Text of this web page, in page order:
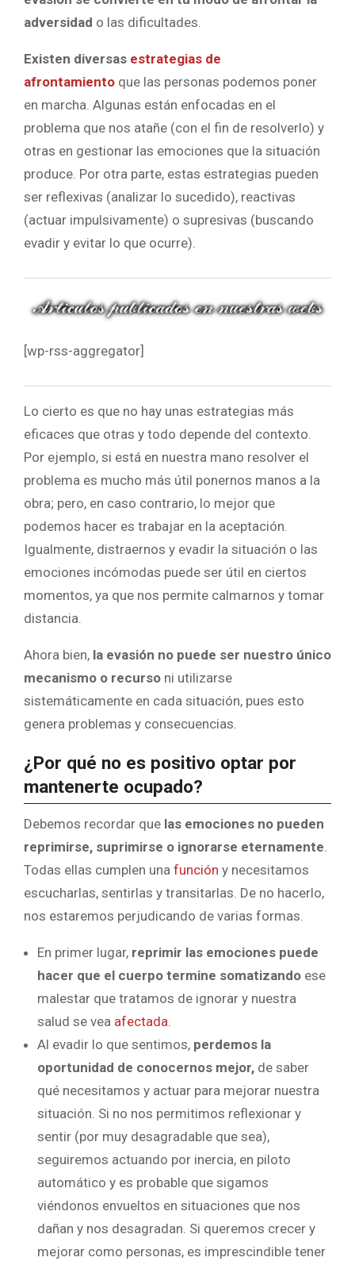
adversidad o las dificultades.
Existen diversas estrategias de
afrontamiento que las personas podemos poner
en marcha. Algunas están enfocadas en el
problema que nos atañe (con el fin de resolverlo) y
otras en gestionar las emociones que la situación
produce. Por otra parte, estas estrategias pueden
ser reflexivas (analizar lo sucedido), reactivas
(actuar impulsivamente) o supresivas (buscando
evadir y evitar lo que ocurre).
[wp-rss-aggregator]
Lo cierto es que no hay unas estrategias más
eficaces que otras y todo depende del contexto.
Por ejemplo, si está en nuestra mano resolver el
problema es mucho más útil ponernos manos a la
obra; pero, en caso contrario, lo mejor que
podemos hacer es trabajar en la aceptación.
Igualmente, distraernos y evadir la situación o las
emociones incómodas puede ser útil en ciertos
momentos, ya que nos permite calmarnos y tomar
distancia.
Ahora bien, la evasión no puede ser nuestro único
mecanismo o recurso ni utilizarse
sistemáticamente en cada situación, pues esto
genera problemas y consecuencias.
¿Por qué no es positivo optar por
mantenerte ocupado?
Debemos recordar que las emociones no pueden
reprimirse, suprimirse o ignorarse eternamente
Todas ellas cumplen una función y necesitamos
escucharlas, sentirlas y transitarlas. De no hacerlo,
nos estaremos perjudicando de varias formas.
En primer lugar, reprimir las emociones puede
hacer que el cuerpo termine somatizando ese
malestar que tratamos de ignorar y nuestra
salud se vea afectada
Al evadir lo que sentimos, perdemos la
oportunidad de conocernos mejor, de saber
qué necesitamos y actuar para mejorar nuestra
situación. Si no nos permitimos reflexionar y
sentir (por muy desagradable que sea),
seguiremos actuando por inercia, en piloto
automático y es probable que sigamos
viéndonos envueltos en situaciones que nos
dañan y nos desagradan. Si queremos crecer y
mejorar como personas, es imprescindible tener